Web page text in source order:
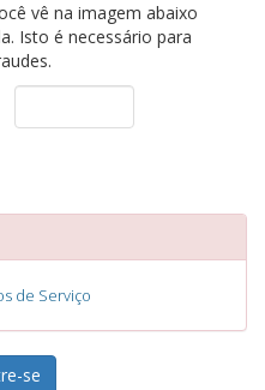
vê na imagem abaixo
Isto é necessário para
de Serviço